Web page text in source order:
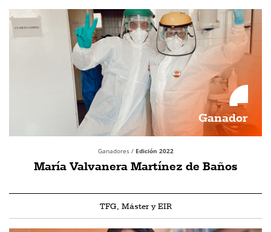
Ganador
Ganadores / Edición 2022
María Valvanera Martínez de Baños
TFG, Máster y EIR